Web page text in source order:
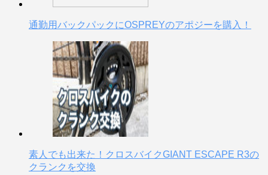
通勤用バックパックにOSPREYのアポジーを購入！
素人でも出来た！クロスバイクGIANT ESCAPE R3の
クランクを交換